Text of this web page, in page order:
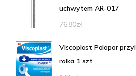
uchwytem AR-017
76,80zł
Viscoplast Polopor
rolka 1 szt